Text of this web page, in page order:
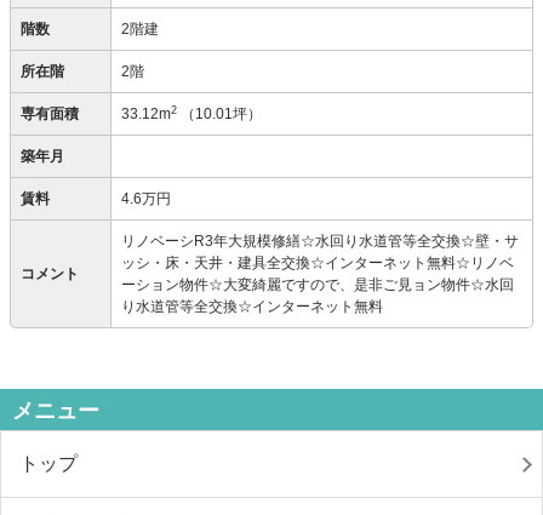
階数 2階建
所在階 2階
専有面積 33.12m2 （10.01坪）
築年月
賃料 4.6万円
コメント
リノベーシR3年大規模修繕☆水回り水道管等全交換☆壁・サ
ッシ・床・天井・建具全交換☆インターネット無料☆リノベ
ーション物件☆大変綺麗ですので、是非ご見ョン物件☆水回
り水道管等全交換☆インターネット無料
メニュー
トップ